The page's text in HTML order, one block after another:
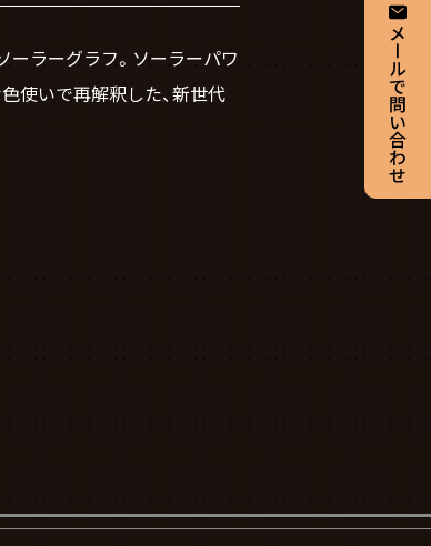
ーラーグラフ。ソーラーパワ
使いで再解釈した、新世代